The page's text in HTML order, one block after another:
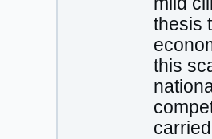
thesis
this